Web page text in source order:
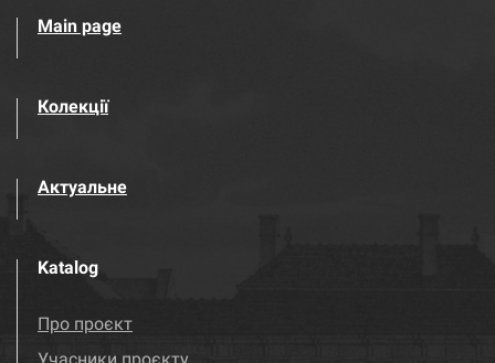
Main page
Колекції
Актуальне
Katalog
Про проєкт